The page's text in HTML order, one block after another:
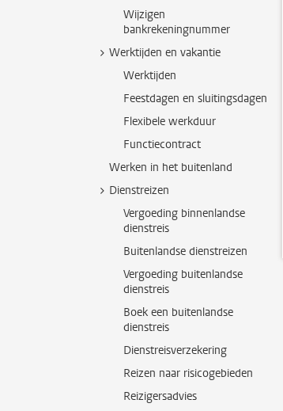
Wijzigen
bankrekeningnummer
Werktijden en vakantie
Werktijden
Feestdagen en sluitingsdagen
Flexibele werkduur
Functiecontract
Werken in het buitenland
Dienstreizen
Vergoeding binnenlandse
dienstreis
Buitenlandse dienstreizen
Vergoeding buitenlandse
dienstreis
Boek een buitenlandse
dienstreis
Dienstreisverzekering
Reizen naar risicogebieden
Reizigersadvies